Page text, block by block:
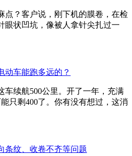
点？客户说，刚下机的膜卷，在检
眼状凹坑，像被人拿针尖扎过一
动车能跑多远的？
车续航500公里。开了一年，充满
只剩400了。你有没有想过，这消
条纹、收卷不齐等问题